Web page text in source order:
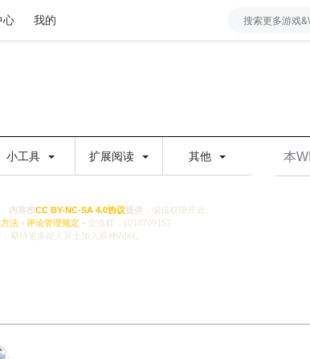
心 我的
小工具 扩展阅读 其他
内容按CC BY-NC-SA 4.0协议提供 ，编辑权限开放。
法 • 评论管理规定 • 交流群：1018709157
期待更多能人异士加入原神WIKI。